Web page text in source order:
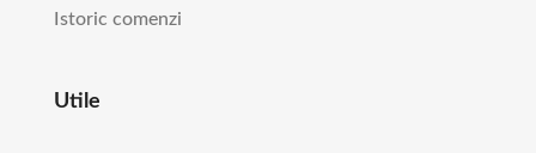
Istoric comenzi
Utile